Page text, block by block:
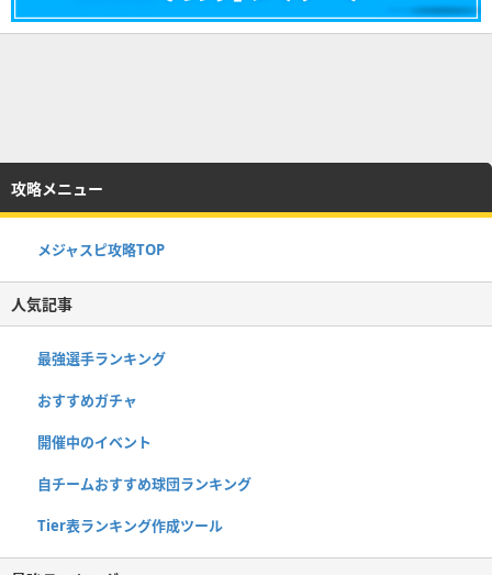
攻略メニュー
メジャスピ攻略TOP
人気記事
最強選手ランキング
おすすめガチャ
開催中のイベント
自チームおすすめ球団ランキング
Tier表ランキング作成ツール